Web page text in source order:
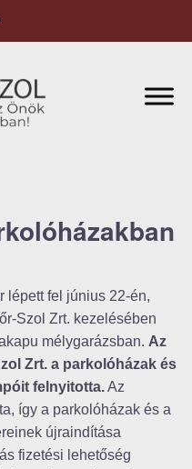
lépett fel június 22-én,
Szol Zrt. kezelésében
mélygarázsban. Az
Zrt. a parkolóházak és
felnyitotta.Az
így a parkolóházak és a
újraindítása
fizetési lehetőség